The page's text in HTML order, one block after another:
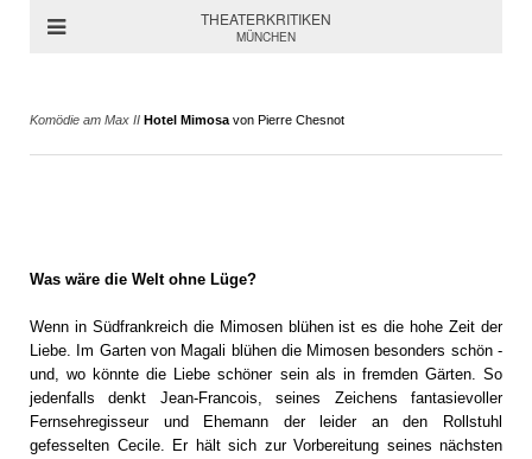
THEATERKRITIKEN
MÜNCHEN
Komödie am Max II Hotel Mimosa von Pierre Chesnot
Was wäre die Welt ohne Lüge?
Wenn in Südfrankreich die Mimosen blühen ist es die hohe Zeit der
Liebe. Im Garten von Magali blühen die Mimosen besonders schön -
und, wo könnte die Liebe schöner sein als in fremden Gärten. So
jedenfalls denkt Jean-Francois, seines Zeichens fantasievoller
Fernsehregisseur und Ehemann der leider an den Rollstuhl
gefesselten Cecile. Er hält sich zur Vorbereitung seines nächsten